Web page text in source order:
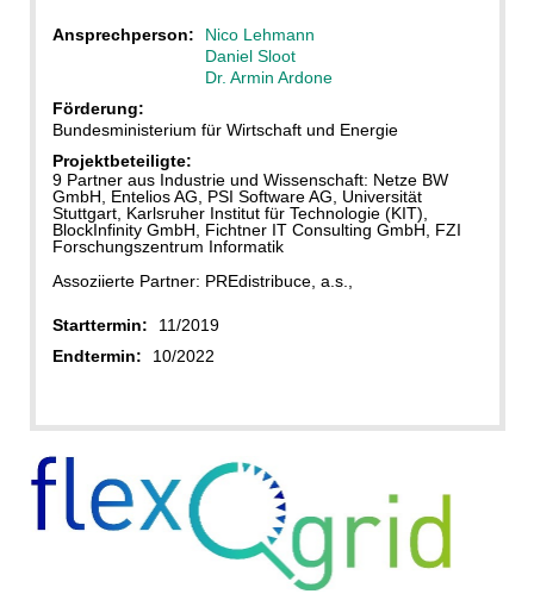
Ansprechperson:
Nico Lehmann
Daniel Sloot
Dr. Armin Ardone
Förderung:
Bundesministerium für Wirtschaft und Energie
Projektbeteiligte:
9 Partner aus Industrie und Wissenschaft: Netze BW
GmbH, Entelios AG, PSI Software AG, Universität
Stuttgart, Karlsruher Institut für Technologie (KIT),
BlockInfinity GmbH, Fichtner IT Consulting GmbH, FZI
Forschungszentrum Informatik
Assoziierte Partner: PREdistribuce, a.s.,
Starttermin:
11/2019
Endtermin:
10/2022